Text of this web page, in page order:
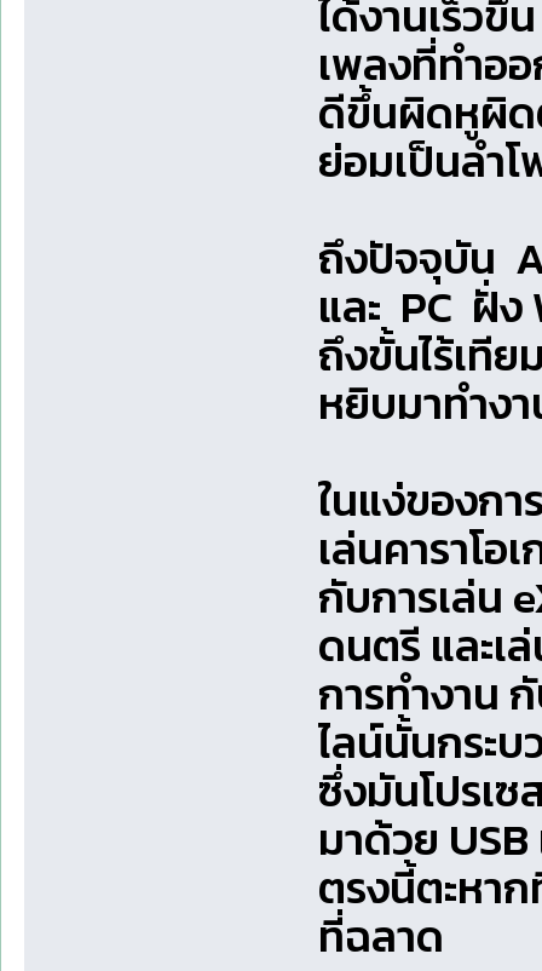
ได้งานเร็ว
เพลงที่ทำอ
ดีขึ้นผิดหูผิด
ย่อมเป็นลำ
ถึงปัจจุบัน
และ PC ฝั่ง
ถึงขั้นไร้เทีย
หยิบมาทำง
ในแง่ของก
เล่นคาราโอ
กับการเล่น
ดนตรี และเ
การทำงาน
ไลน์นั้นกระ
ซึ่งมันโปรเ
มาด้วย USB
ตรงนี้ตะหา
ที่ฉลาด